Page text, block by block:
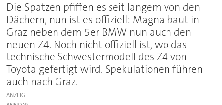
Die Spatzen pfiffen es seit langem von den
Dächern, nun ist es offiziell: Magna baut in
Graz neben dem 5er BMW nun auch den
neuen Z4. Noch nicht offiziell ist, wo das
technische Schwestermodell des Z4 von
Toyota gefertigt wird. Spekulationen führen
auch nach Graz.
ANZEIGE